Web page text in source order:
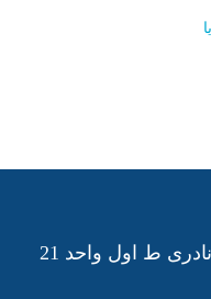
ط اول واحد 21